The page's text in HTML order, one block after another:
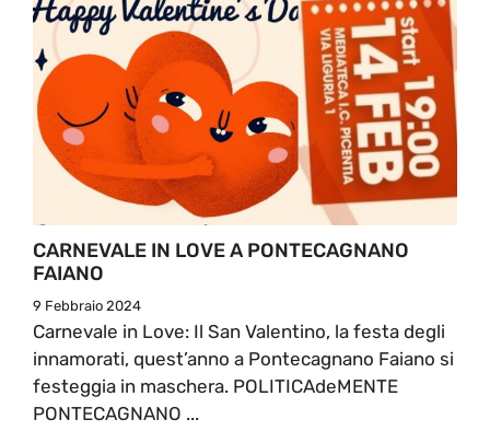
CARNEVALE IN LOVE A PONTECAGNANO
FAIANO
9 Febbraio 2024
Carnevale in Love: Il San Valentino, la festa degli
innamorati, quest’anno a Pontecagnano Faiano si
festeggia in maschera. POLITICAdeMENTE
PONTECAGNANO ...